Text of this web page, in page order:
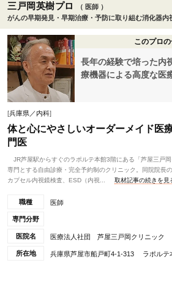
三戸岡英樹プロ
（ 医師 ）
がんの早期発見・早期治療・予防に取り組む消化器内
このプロ
長年の経験で培った内
療機器による高度な医
[兵庫県／内科]
体と心にやさしいオーダーメイド医
門医
JR芦屋駅からすぐのラポルテ本館3階にある「芦屋三戸
専門とする自由診療・完全予約制のクリニック。同院院長
カプセル内視鏡検査、ESD（内視...
取材記事の続きを
職種 医師
専門分野
医院名 医療法人社団 芦屋三戸岡クリニック
所在地 兵庫県芦屋市船戸町4-1-313 ラポルテ